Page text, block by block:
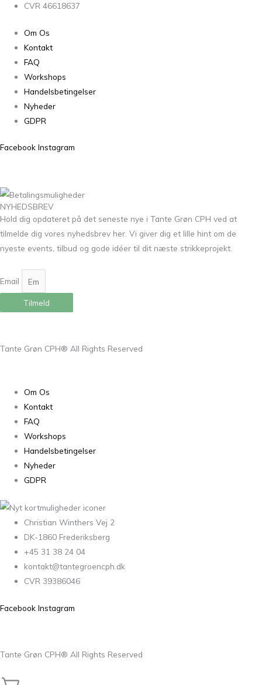
CVR 46618637
Om Os
Kontakt
FAQ
Workshops
Handelsbetingelser
Nyheder
GDPR
Facebook Instagram
NYHEDSBREV
Hold dig opdateret på det seneste nye i Tante Grøn CPH ved at
tilmelde dig vores nyhedsbrev her. Vi giver dig et lille hint om de
nyeste events, tilbud og gode idéer til dit næste strikkeprojekt.
Email
Tilmeld
Tante Grøn CPH® All Rights Reserved
Om Os
Kontakt
FAQ
Workshops
Handelsbetingelser
Nyheder
GDPR
Christian Winthers Vej 2
DK-1860 Frederiksberg
+45 31 38 24 04
kontakt@tantegroencph.dk
CVR 39386046
Facebook Instagram
Tante Grøn CPH® All Rights Reserved